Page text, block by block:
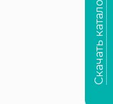
Скачать каталог